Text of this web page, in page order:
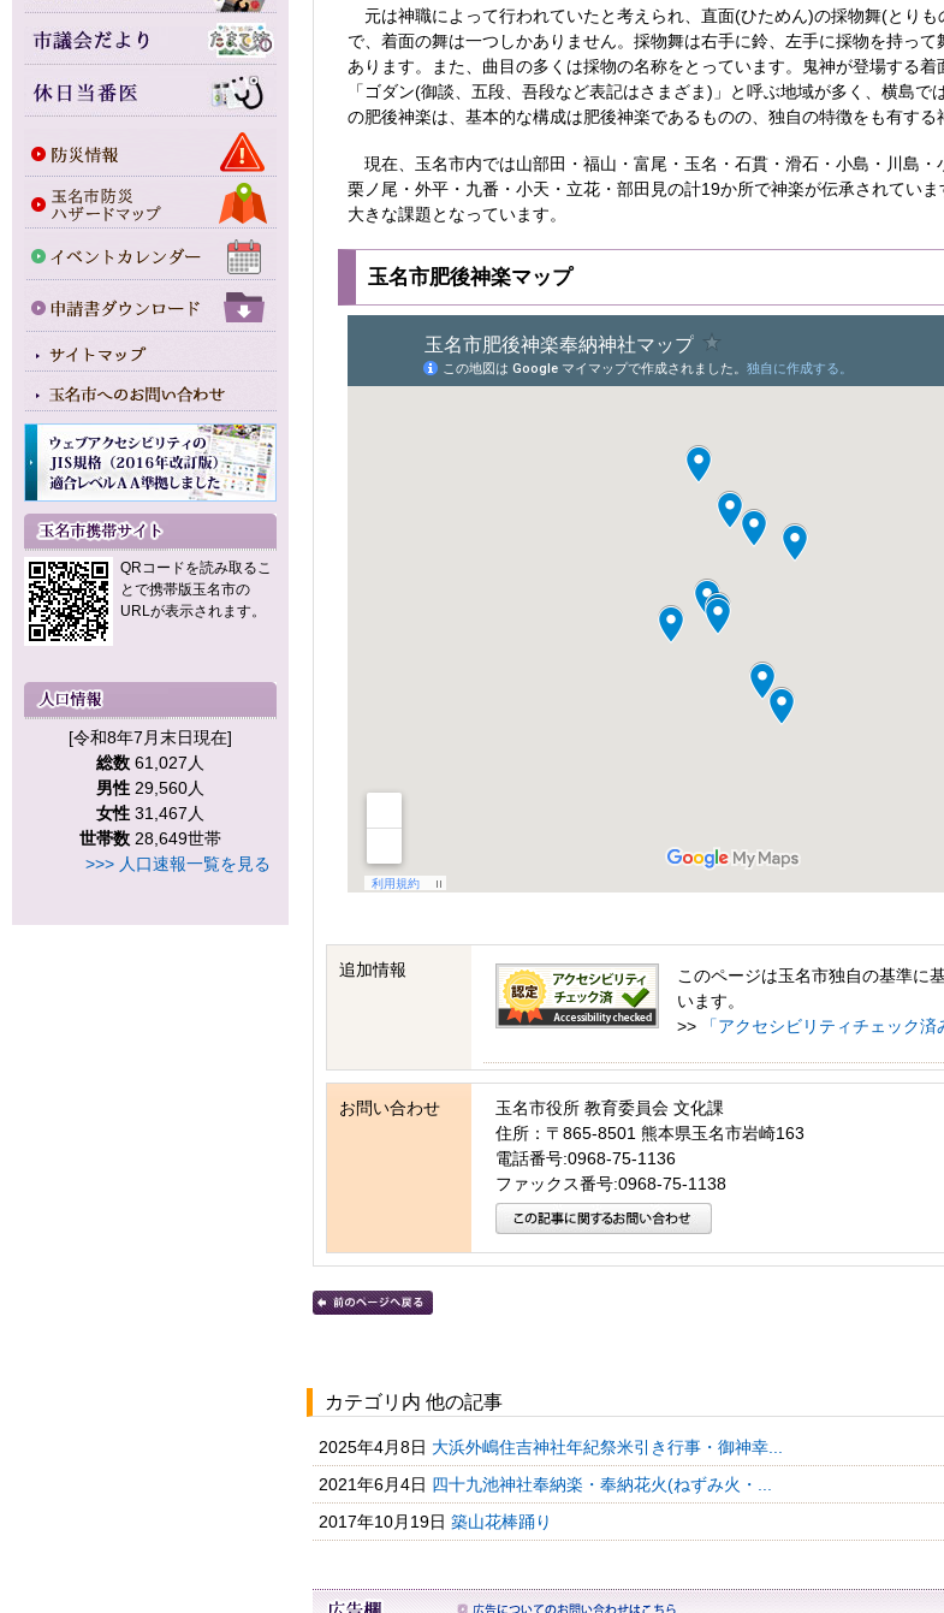
QRコードを読み取るこ
とで携帯版玉名市の
URLが表示されます。
[令和8年7月末日現在]
総数 61,027人
男性 29,560人
女性 31,467人
世帯数 28,649世帯
>>> 人口速報一覧を見る
元は神職によって行われていたと考えられ、直面(ひためん)の採物舞(とり
で、着面の舞は一つしかありません。採物舞は右手に鈴、左手に採物を持っ
あります。また、曲目の多くは採物の名称をとっています。鬼神が登場する
「ゴダン(御談、五段、吾段など表記はさまざま)」と呼ぶ地域が多く、横島
の肥後神楽は、基本的な構成は肥後神楽であるものの、独自の特徴をも有する
現在、玉名市内では山部田・福山・富尾・玉名・石貫・滑石・小島・川島・
栗ノ尾・外平・九番・小天・立花・部田見の計19か所で神楽が伝承されてい
大きな課題となっています。
玉名市肥後神楽マップ
追加情報
このページは玉名市独自の基準に
います。
>>
「アクセシビリティチェック
お問い合わせ
玉名市役所 教育委員会 文化課
住所：〒865-8501 熊本県玉名市岩崎163
電話番号:0968-75-1136
ファックス番号:0968-75-1138
カテゴリ内 他の記事
2025年4月8日 大浜外嶋住吉神社年紀祭米引き行事・御神幸...
2021年6月4日 四十九池神社奉納楽・奉納花火(ねずみ火・...
2017年10月19日 築山花棒踊り